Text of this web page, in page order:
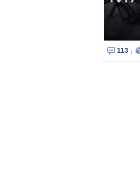
113